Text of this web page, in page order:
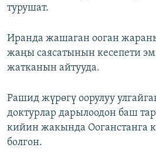
турушат.
Иранда жашаган ооган
жаңы саясатынын кесепети
жатканын айтууда.
Рашид жүрөгү оорулуу
доктурлар дарылоодон баш
кийин жакында Ооганстанга
болгон.